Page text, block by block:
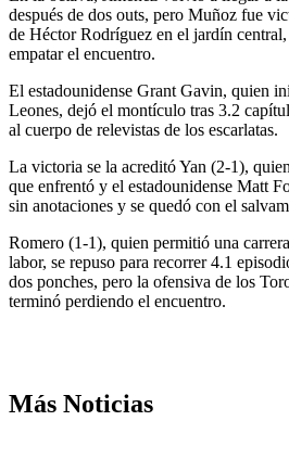
después de dos outs, pero Muñoz fue
de Héctor Rodríguez en el jardín
empatar el encuentro.
El estadounidense Grant Gavin, quien
Leones, dejó el montículo tras 3.2
al cuerpo de relevistas de los escarlatas.
La victoria se la acreditó Yan (2-1),
que enfrentó y el estadounidense Matt
sin anotaciones y se quedó con el
Romero (1-1), quien permitió una
labor, se repuso para recorrer 4.1
dos ponches, pero la ofensiva de los
terminó perdiendo el encuentro.
Más Noticias